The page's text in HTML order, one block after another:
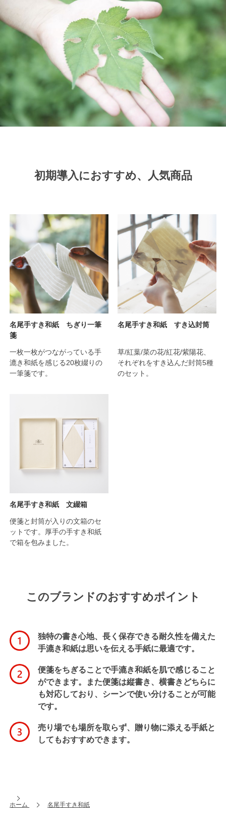
初期導入におすすめ、人気商品
一枚一枚がつながっている手
漉き和紙を感じる20枚綴りの
一筆箋です。
名尾手すき和紙 ちぎり一筆
箋
草/紅葉/菜の花/紅花/紫陽花、
それぞれをすき込んだ封筒5種
のセット。
名尾手すき和紙 すき込封筒
便箋と封筒が入りの文箱のセ
ットです。厚手の手すき和紙
で箱を包みました。
名尾手すき和紙 文綴箱
このブランドのおすすめポイント
独特の書き心地、長く保存できる耐久性を備えた
手漉き和紙は思いを伝える手紙に最適です。
便箋をちぎることで手漉き和紙を肌で感じること
ができます。また便箋は縦書き、横書きどちらに
も対応しており、シーンで使い分けることが可能
です。
売り場でも場所を取らず、贈り物に添える手紙と
してもおすすめできます。
ホーム 名尾手すき和紙